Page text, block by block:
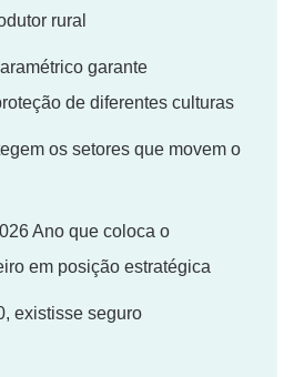
rural
garante
de diferentes culturas
os setores que movem o
Ano que coloca o
em posição estratégica
existisse seguro